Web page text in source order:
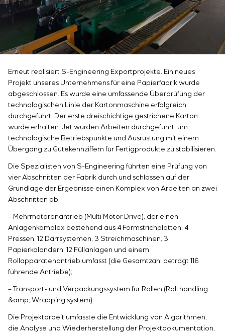
Inbetriebnahme und Schulung des
Kundenpersonals
Projektmanagement
Outsourcing
Beratungsdienstleistungen
Individuelle Entwicklung und Prüfung mit
anschließender Zertifizierung von
Schaltschrankanlagen mit besonderen
Anforderungen an Zuverlässigkeit, Qualität und
Betriebsbedingungen
Entwicklung mathematischer Modelle von
Steuerungsobjekten
Entwicklung spezieller Algorithmen für optimale
und garantierte Steuerung mit anschließender
Inbetriebnahme vor Ort
Entwicklung von Steuerungssystemen mit nicht
standardmäßiger Kaskaden- und mehrstufiger
Struktur mit statischen und adaptiven
Einstellparametern
Energieaudit
Infrastruktur
Chemische Industrie
Zementindustrie
Sivacon S8
Simoprime
Lokale Filter
Schrankfilter
Übergangsklappen
Stellenangebote
Praktikum
Veteranen
KONTAKTE
Erneut realisiert S-Engineering Exportprojekte. Ein neues
Projekt unseres Unternehmens für eine Papierfabrik wurde
abgeschlossen. Es wurde eine umfassende Überprüfung der
technologischen Linie der Kartonmaschine erfolgreich
durchgeführt. Der erste dreischichtige gestrichene Karton
wurde erhalten. Jet wurden Arbeiten durchgeführt, um
technologische Betriebspunkte und Ausrüstung mit einem
Übergang zu Gütekennziffern für Fertigprodukte zu stabilisieren.
Die Spezialisten von S-Engineering führten eine Prüfung von
vier Abschnitten der Fabrik durch und schlossen auf der
Grundlage der Ergebnisse einen Komplex von Arbeiten an zwei
Abschnitten ab:
– Mehrmotorenantrieb (Multi Motor Drive), der einen
Anlagenkomplex bestehend aus 4 Formstrichplatten, 4
Pressen, 12 Darrsystemen, 3 Streichmaschinen, 3
Papierkalandern, 12 Füllanlagen und einem
Rollapparatenantrieb umfasst (die Gesamtzahl beträgt 116
führende Antriebe);
– Transport- und Verpackungssystem für Rollen (Roll handling
&amp; Wrapping system).
Die Projektarbeit umfasste die Entwicklung von Algorithmen,
die Analyse und Wiederherstellung der Projektdokumentation,